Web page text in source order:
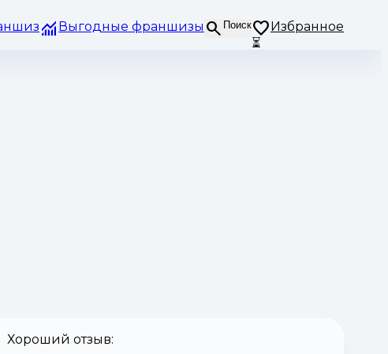
Выгодные франшизы Поиск
Избранное
⏳
Хороший отзыв: